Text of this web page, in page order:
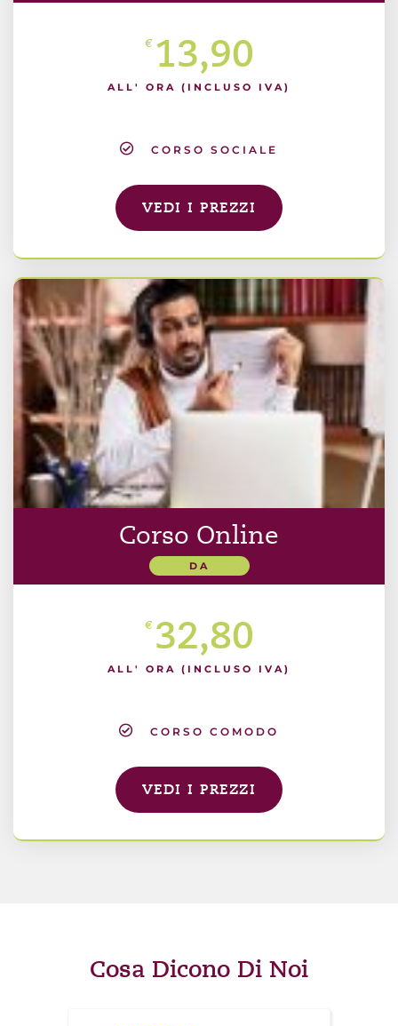
€ 13,90
ALL' ORA (INCLUSO IVA)
CORSO SOCIALE
VEDI I PREZZI
Corso Online
DA
€ 32,80
ALL' ORA (INCLUSO IVA)
CORSO COMODO
VEDI I PREZZI
Cosa Dicono Di Noi